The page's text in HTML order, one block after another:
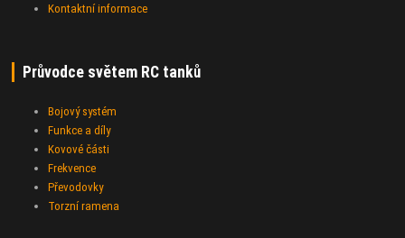
Kontaktní informace
Průvodce světem RC tanků
Bojový systém
Funkce a díly
Kovové části
Frekvence
Převodovky
Torzní ramena